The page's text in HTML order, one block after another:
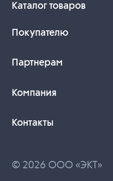
Каталог товаров
Покупателю
Партнерам
Компания
Контакты
© 2026 ООО «ЭКТ»